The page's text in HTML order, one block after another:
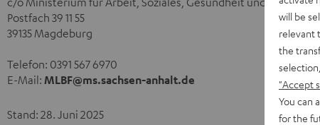
Postfach 39 11 55
39135 Magdeburg
Telefon: 0391 567 6970
E-Mail: MLBF@ms.sachsen-anhalt.de
Stand: 28. Juni 2025
will be
relevant
the
"Accept
You can
for the